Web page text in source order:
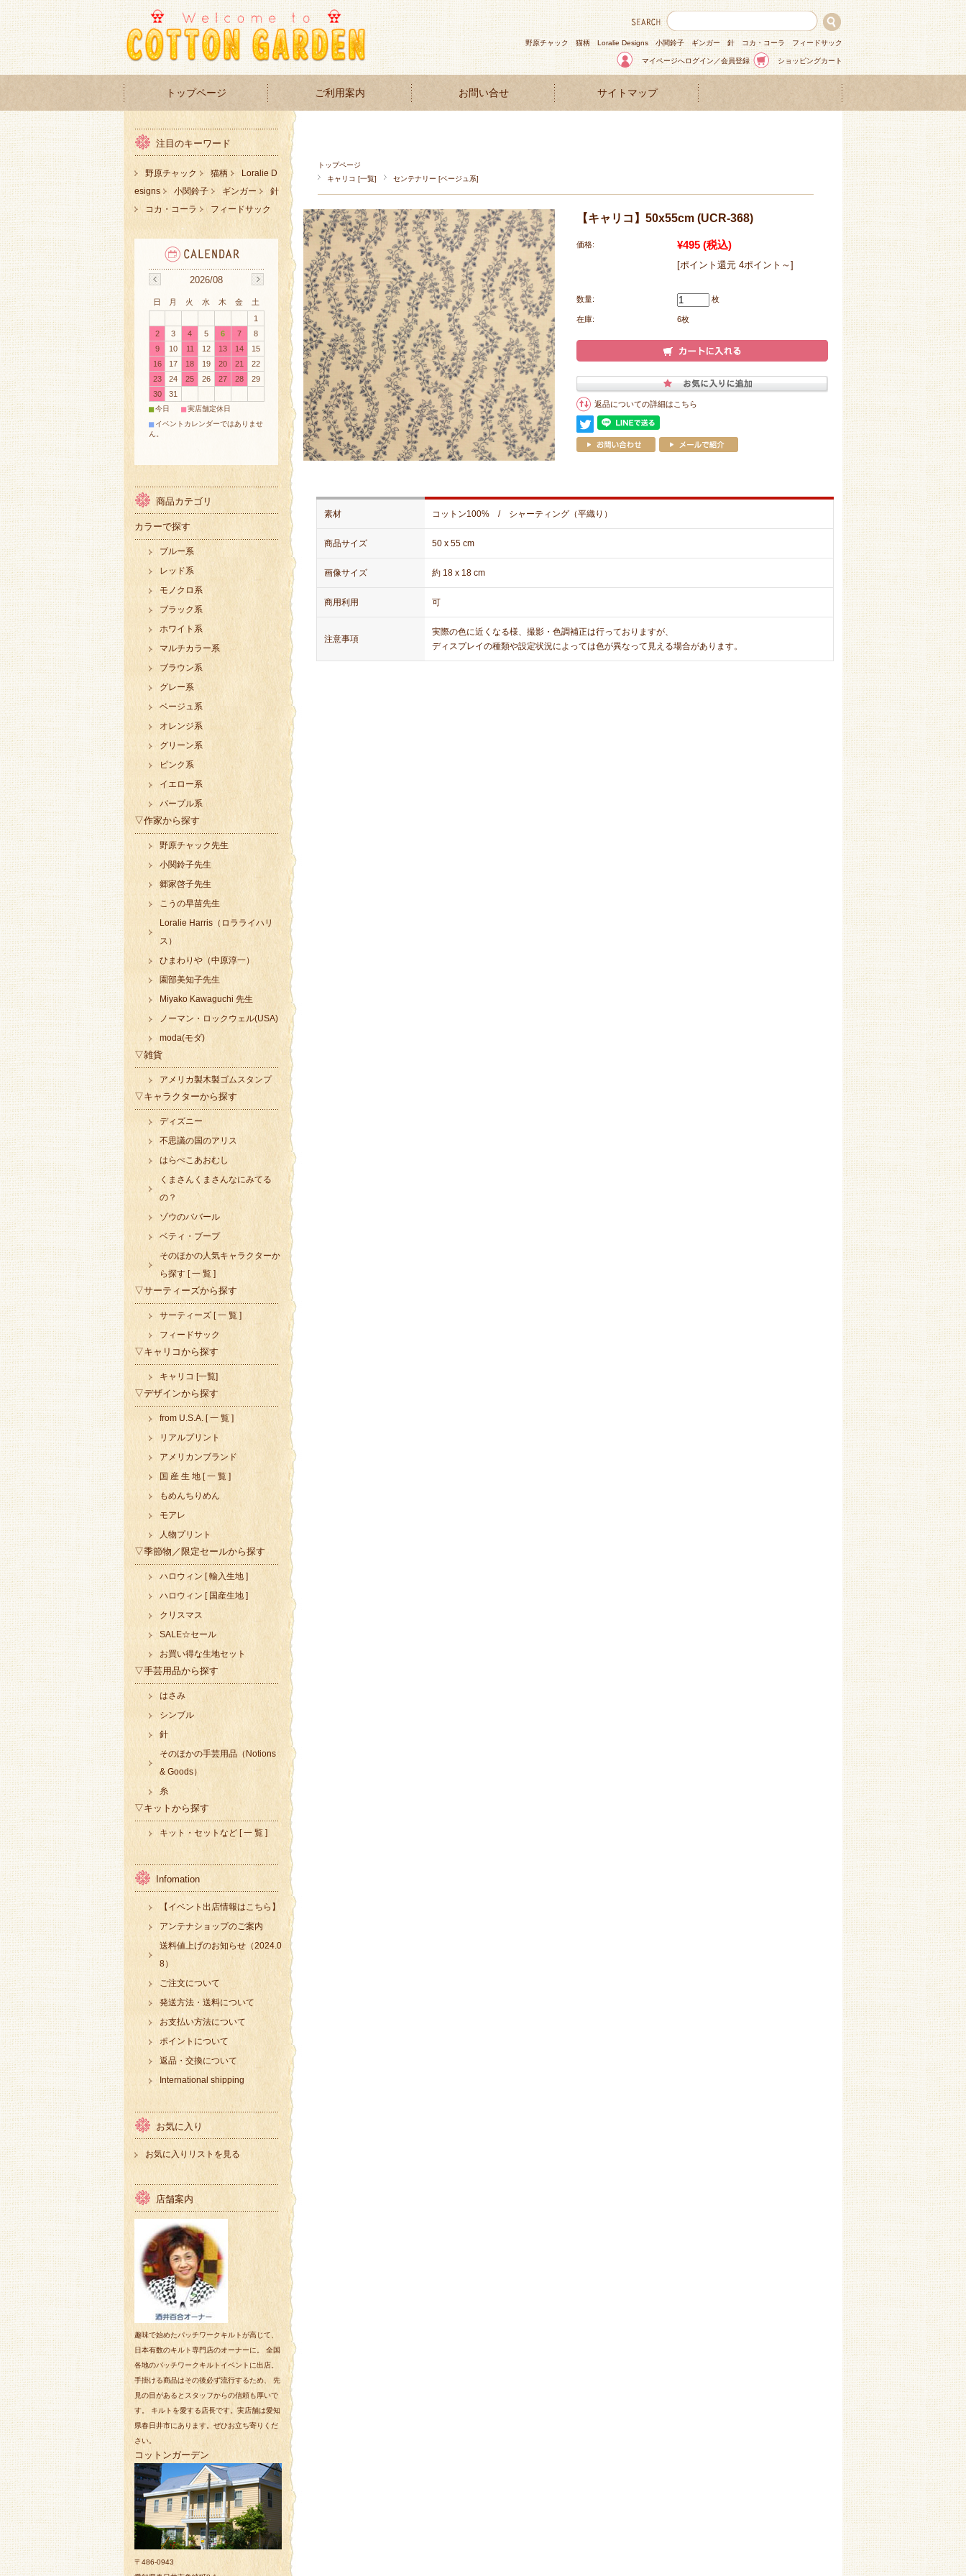
野原チャック 猫柄 Loralie Designs 小関鈴子 ギンガー 針 コカ・コーラ フィードサック
マイページへログイン／会員登録 ショッピングカート
トップページ ご利用案内 お問い合せ サイトマップ
トップページ
キャリコ [一覧]
センテナリー [ベージュ系]
【キャリコ】50x55cm (UCR-368)
価格: ¥495 (税込)
[ポイント還元 4ポイント～]
数量: 枚
在庫: 6枚
返品についての詳細はこちら
素材 コットン100% / シャーティング（平織り）
商品サイズ 50 x 55 cm
画像サイズ 約 18 x 18 cm
商用利用 可
注意事項
実際の色に近くなる様、撮影・色調補正は行っておりますが、
ディスプレイの種類や設定状況によっては色が異なって見える場合があります。
注目のキーワード
野原チャック 猫柄
Loralie D
esigns
小関鈴子 ギンガー
針
コカ・コーラ
フィードサック
2026/08
日 月 火 水 木 金
土
1
2
3 4 5 6 7
8
9
10 11 12 13 14
15
16
17 18 19 20 21
22
23
24 25 26 27 28
29
30
31
■今日 ■実店舗定休日
■ イベントカレンダーではありませ
ん。
商品カテゴリ
カラーで探す
ブルー系
レッド系
モノクロ系
ブラック系
ホワイト系
マルチカラー系
ブラウン系
グレー系
ベージュ系
オレンジ系
グリーン系
ピンク系
イエロー系
パープル系
▽作家から探す
野原チャック先生
小関鈴子先生
郷家啓子先生
こうの早苗先生
Loralie Harris（ロラライハリ
ス）
ひまわりや（中原淳一）
園部美知子先生
Miyako Kawaguchi 先生
ノーマン・ロックウェル(USA)
moda(モダ)
▽雑貨
アメリカ製木製ゴムスタンプ
▽キャラクターから探す
ディズニー
不思議の国のアリス
はらぺこあおむし
くまさんくまさんなにみてる
の？
ゾウのババール
ベティ・ブープ
そのほかの人気キャラクターか
ら探す [ 一 覧 ]
▽サーティーズから探す
サーティーズ [ 一 覧 ]
フィードサック
▽キャリコから探す
キャリコ [一覧]
▽デザインから探す
from U.S.A. [ 一 覧 ]
リアルプリント
アメリカンブランド
国 産 生 地 [ 一 覧 ]
もめんちりめん
モアレ
人物プリント
▽季節物／限定セールから探す
ハロウィン [ 輸入生地 ]
ハロウィン [ 国産生地 ]
クリスマス
SALE☆セール
お買い得な生地セット
▽手芸用品から探す
はさみ
シンブル
針
そのほかの手芸用品（Notions
& Goods）
糸
▽キットから探す
キット・セットなど [ 一 覧 ]
Infomation
【イベント出店情報はこちら】
アンテナショップのご案内
送料値上げのお知らせ（2024.0
8）
ご注文について
発送方法・送料について
お支払い方法について
ポイントについて
返品・交換について
International shipping
お気に入り
お気に入りリストを見る
店舗案内
趣味で始めたパッチワークキルトが高じて、
日本有数のキルト専門店のオーナーに。 全国
各地のパッチワークキルトイベントに出店。
手掛ける商品はその後必ず流行するため、 先
見の目があるとスタッフからの信頼も厚いで
す。 キルトを愛する店長です。実店舗は愛知
県春日井市にあります。ぜひお立ち寄りくだ
さい。
コットンガーデン
〒486-0943